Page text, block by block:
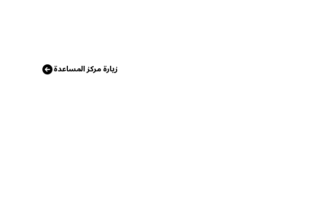
زيارة مركز المساعدة